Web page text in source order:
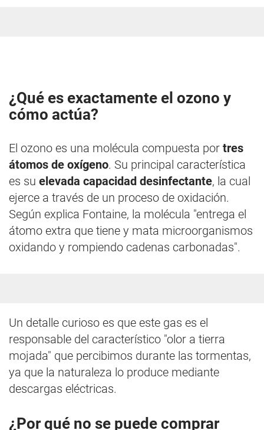
¿Qué es exactamente el ozono y
cómo actúa?
El ozono es una molécula compuesta por tres
átomos de oxígeno. Su principal característica
es su elevada capacidad desinfectante, la cual
ejerce a través de un proceso de oxidación.
Según explica Fontaine, la molécula "entrega el
átomo extra que tiene y mata microorganismos
oxidando y rompiendo cadenas carbonadas".
Un detalle curioso es que este gas es el
responsable del característico "olor a tierra
mojada" que percibimos durante las tormentas,
ya que la naturaleza lo produce mediante
descargas eléctricas.
¿Por qué no se puede comprar